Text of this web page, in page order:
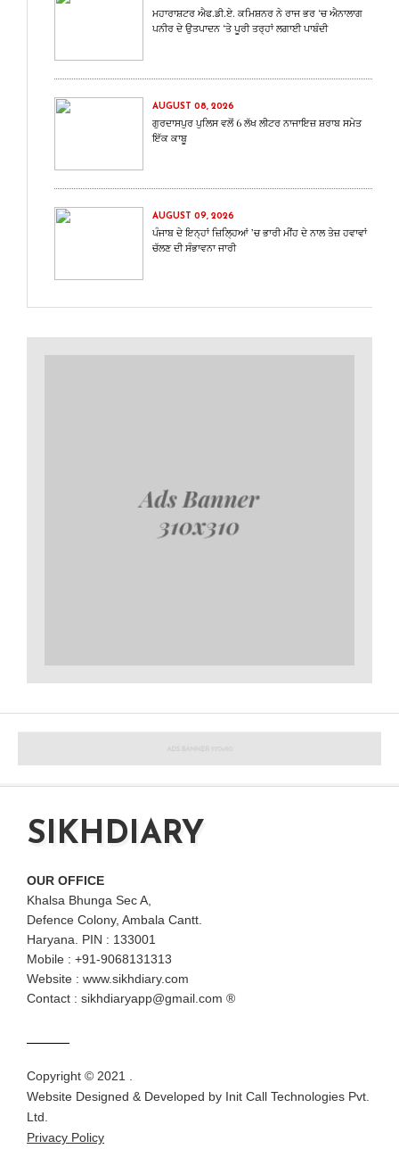
ਮਹਾਰਾਸ਼ਟਰ ਐਫ.ਡੀ.ਏ. ਕਮਿਸ਼ਨਰ ਨੇ ਰਾਜ ਭਰ ‘ਚ ਐਨਾਲਾਗ
ਪਨੀਰ ਦੇ ਉਤਪਾਦਨ ‘ਤੇ ਪੂਰੀ ਤਰ੍ਹਾਂ ਲਗਾਈ ਪਾਬੰਦੀ
AUGUST 08, 2026
ਗੁਰਦਾਸਪੁਰ ਪੁਲਿਸ ਵਲੋਂ 6 ਲੱਖ ਲੀਟਰ ਨਾਜਾਇਜ਼ ਸ਼ਰਾਬ ਸਮੇਤ
ਇੱਕ ਕਾਬੂ
AUGUST 09, 2026
ਪੰਜਾਬ ਦੇ ਇਨ੍ਹਾਂ ਜ਼ਿਲ੍ਹਿਆਂ ’ਚ ਭਾਰੀ ਮੀਂਹ ਦੇ ਨਾਲ ਤੇਜ਼ ਹਵਾਵਾਂ
ਚੱਲਣ ਦੀ ਸੰਭਾਵਨਾ ਜਾਰੀ
SIKHDIARY
OUR OFFICE
Khalsa Bhunga Sec A,
Defence Colony, Ambala Cantt.
Haryana. PIN : 133001
Mobile : +91-9068131313
Website : www.sikhdiary.com
Contact : sikhdiaryapp@gmail.com ®
Copyright © 2021 .
Website Designed & Developed by Init Call Technologies Pvt.
Ltd.
Privacy Policy